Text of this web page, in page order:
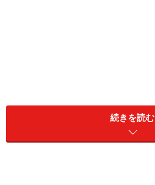
続きを読む